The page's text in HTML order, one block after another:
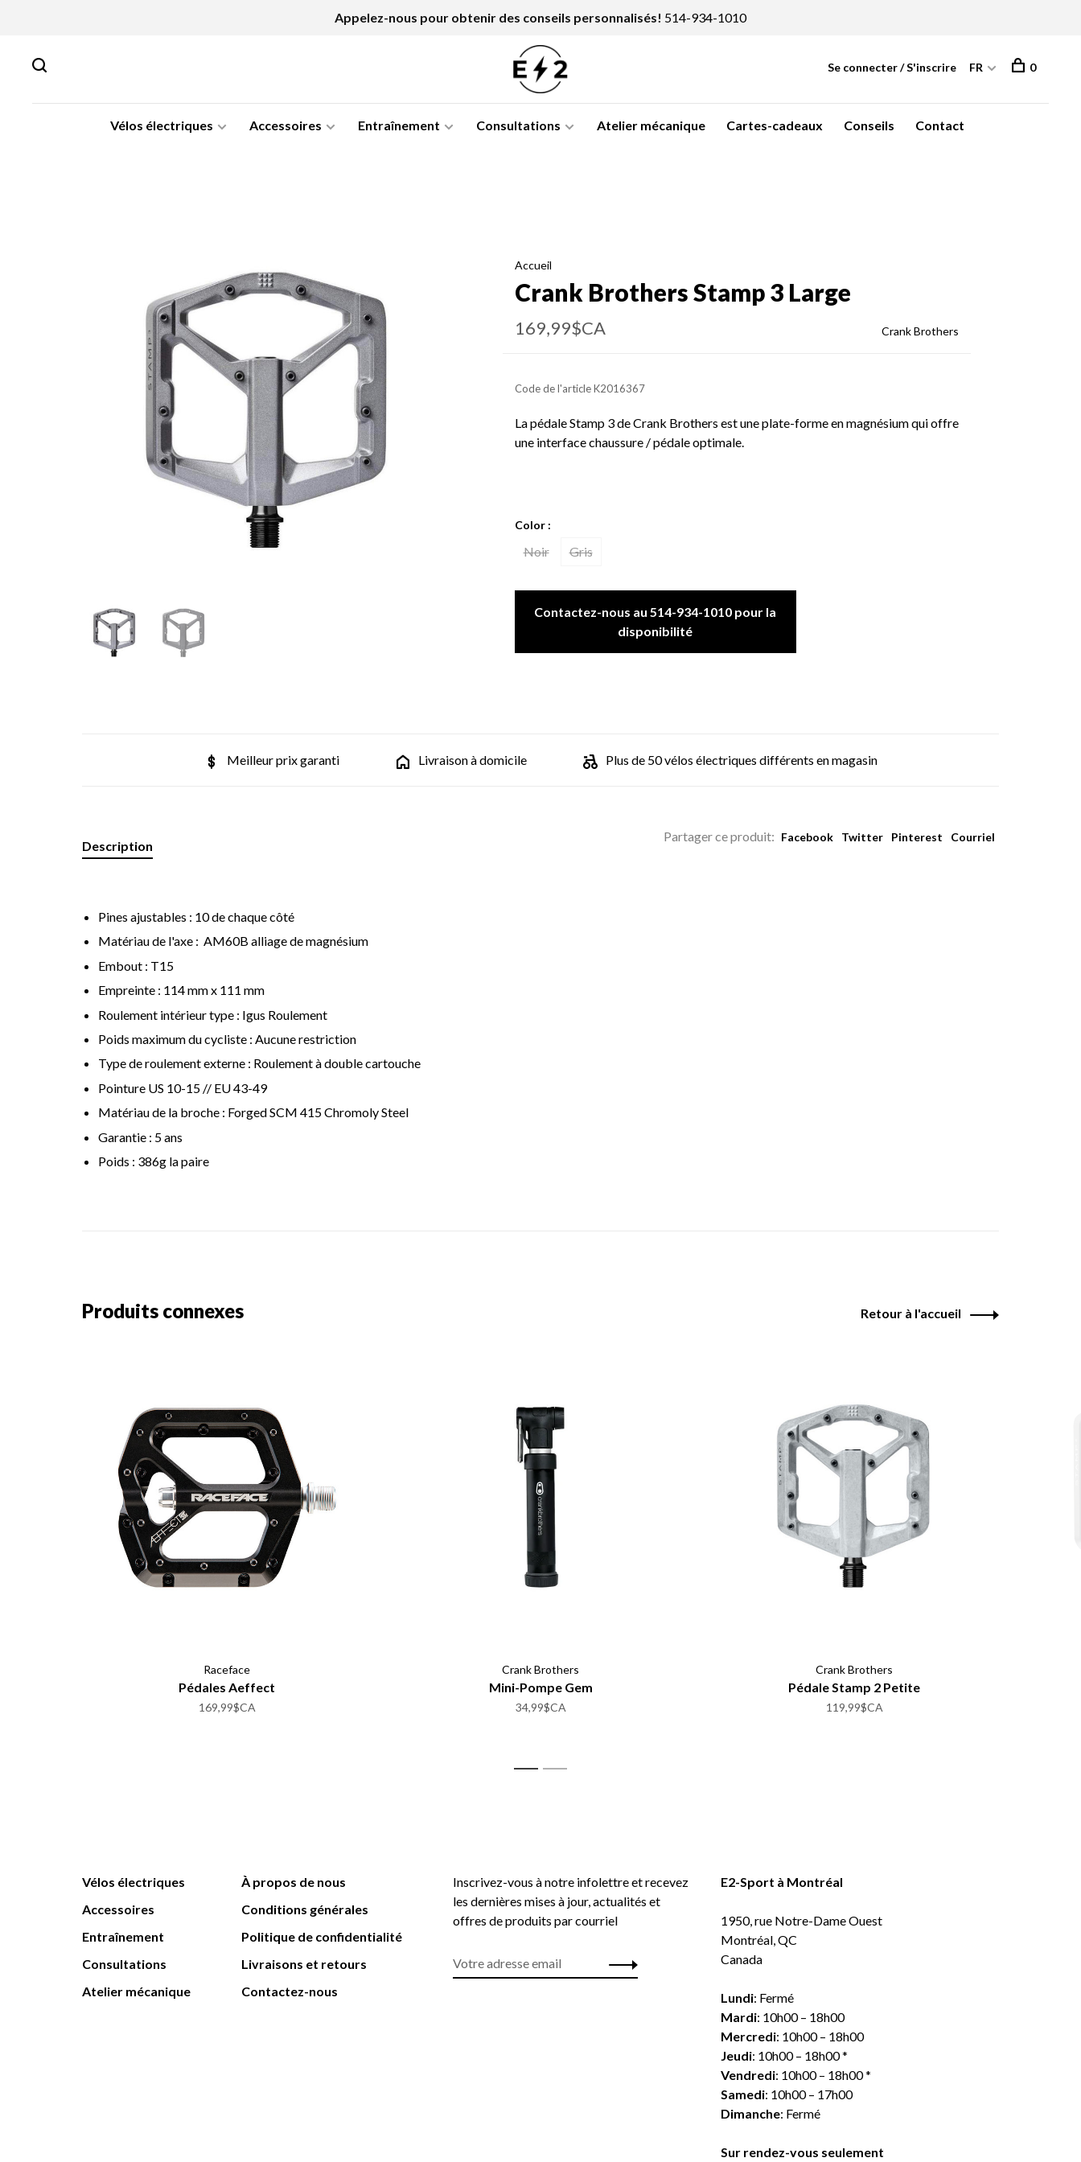
Appelez-nous pour obtenir des conseils personnalisés! 514-934-1010
Vélos électriques Accessoires Entraînement Consultations Atelier mécanique Cartes-cadeaux Conseils Contact
Se connecter / S'inscrire FR 0
Accueil
Crank Brothers Stamp 3 Large
169,99$CA Crank Brothers
Code de l'articleK2016367
La pédale Stamp 3 de Crank Brothers est une plate-forme en magnésium qui offre
une interface chaussure / pédale optimale.
Color :
Noir Gris
Contactez-nous au 514-934-1010 pour la
disponibilité
Meilleur prix garanti Livraison à domicile Plus de 50 vélos électriques différents en magasin
Partager ce produit: Facebook Twitter Pinterest Courriel
Description
Pines ajustables : 10 de chaque côté
Matériau de l'axe : AM60B alliage de magnésium
Embout : T15
Empreinte : 114 mm x 111 mm
Roulement intérieur type : Igus Roulement
Poids maximum du cycliste : Aucune restriction
Type de roulement externe : Roulement à double cartouche
Pointure US 10-15 // EU 43-49
Matériau de la broche : Forged SCM 415 Chromoly Steel
Garantie : 5 ans
Poids : 386g la paire
Produits connexes Retour à l'accueil
Raceface
Pédales Aeffect
169,99$CA
Crank Brothers
Mini-Pompe Gem
34,99$CA
Crank Brothers
Pédale Stamp 2 Petite
119,99$CA
1 2
Vélos électriques
Accessoires
Entraînement
Consultations
Atelier mécanique
À propos de nous
Conditions générales
Politique de confidentialité
Livraisons et retours
Contactez-nous
Inscrivez-vous à notre infolettre et recevez
les dernières mises à jour, actualités et
offres de produits par courriel
E2-Sport à Montréal
1950, rue Notre-Dame Ouest
Montréal, QC
Canada
Lundi: Fermé
Mardi: 10h00 – 18h00
Mercredi: 10h00 – 18h00
Jeudi: 10h00 – 18h00 *
Vendredi: 10h00 – 18h00 *
Samedi: 10h00 – 17h00
Dimanche: Fermé
Sur rendez-vous seulement